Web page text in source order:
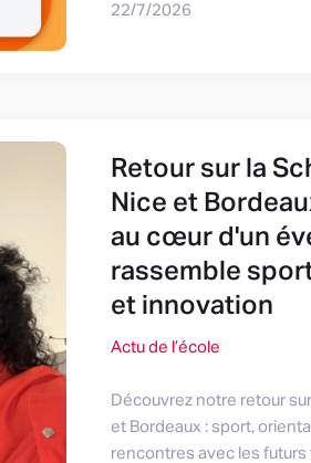
22/7/2026
Retour sur la
Nice et
au cœur d'un
rassemble
et innovation
Actu de l’école
Découvrez notre retour
et Bordeaux : sport,
rencontres avec les futurs